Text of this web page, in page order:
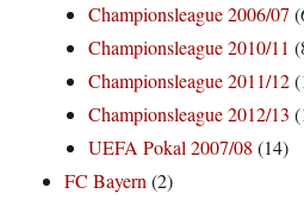
Championsleague 2006/07
Championsleague 2010/11
Championsleague 2011/12
Championsleague 2012/13
UEFA Pokal 2007/08 (14)
FC Bayern(2)